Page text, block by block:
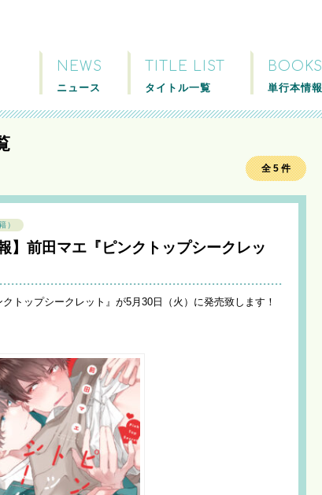
NEWS
ニュース
TITLE LIST
タイトル一覧
BOOKS
単行本情報
全 5 件
）
】前田マエ『ピンクトップシークレッ
トップシークレット』が5月30日（火）に発売致します！